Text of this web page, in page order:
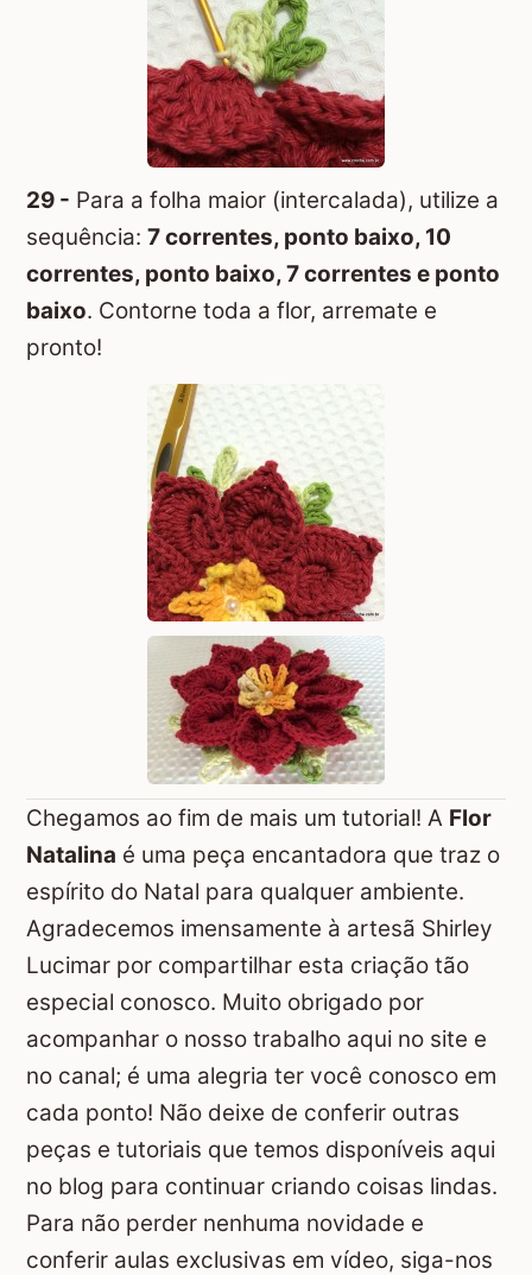
29 - Para a folha maior (intercalada), utilize a
sequência: 7 correntes, ponto baixo, 10
correntes, ponto baixo, 7 correntes e ponto
baixo. Contorne toda a flor, arremate e
pronto!
Chegamos ao fim de mais um tutorial! A Flor
Natalina é uma peça encantadora que traz o
espírito do Natal para qualquer ambiente.
Agradecemos imensamente à artesã Shirley
Lucimar por compartilhar esta criação tão
especial conosco. Muito obrigado por
acompanhar o nosso trabalho aqui no site e
no canal; é uma alegria ter você conosco em
cada ponto! Não deixe de conferir outras
peças e tutoriais que temos disponíveis aqui
no blog para continuar criando coisas lindas.
Para não perder nenhuma novidade e
conferir aulas exclusivas em vídeo, siga-nos